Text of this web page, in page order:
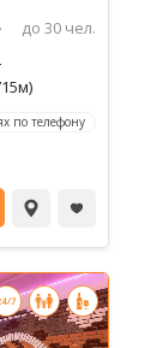
до 30 чел.
по телефону